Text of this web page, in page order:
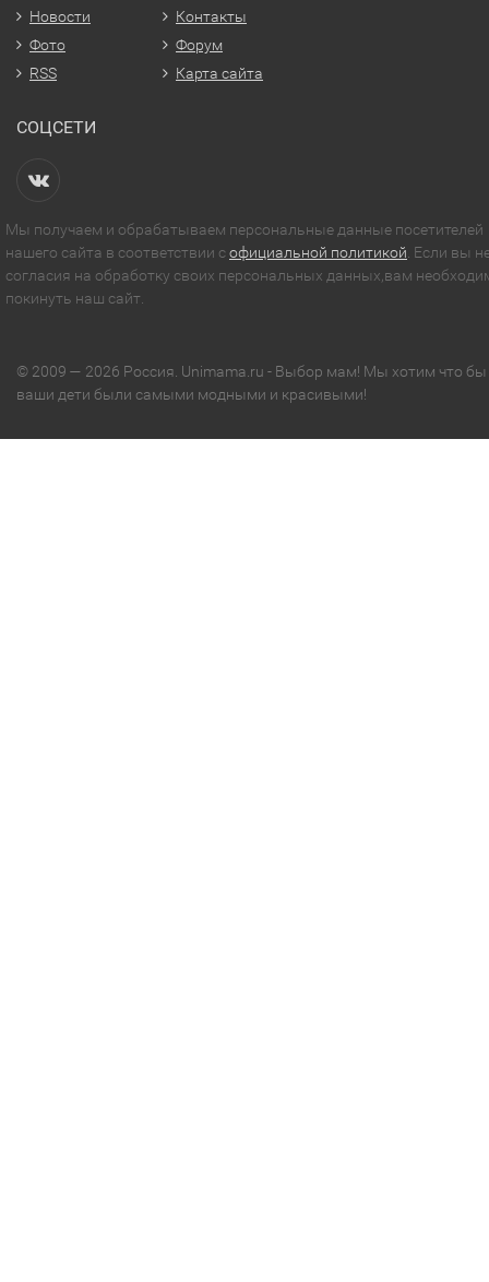
Новости
Фото
RSS
Контакты
Форум
Карта сайта
СОЦСЕТИ
Мы получаем и обрабатываем персональные данные посетителей
нашего сайта в соответствии софициальной политикой . Если вы
согласия на обработку своих персональных данных,вам
покинуть наш сайт.
© 2009 — 2026 Россия. Unimama.ru - Выбор мам! Мы хотим что бы
ваши дети были самыми модными и красивыми!